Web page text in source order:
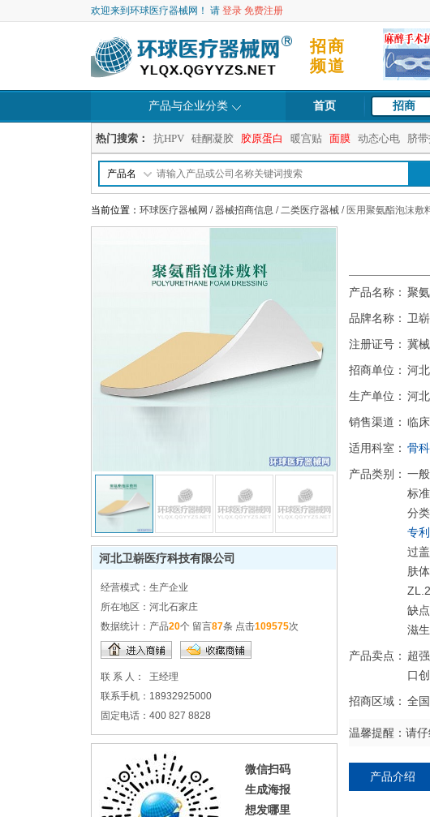
欢迎来到环球医疗器械网！ 请 登录 免费注册
招商
频道
产品与企业分类 首页 招商
热门搜索： 抗HPV 硅酮凝胶 胶原蛋白 暖宫贴 面膜 动态心电 脐
产品名
当前位置： 环球医疗器械网 /器械招商信息 /二类医疗器械 / 医用聚氨酯泡沫敷
产品名称： 聚
品牌名称： 卫
注册证号： 冀
招商单位： 河
生产单位： 河
销售渠道： 临
适用科室： 骨科
产品类别： 一
标
分
专
过
肤
缺
滋生
产品卖点： 超
口
招商区域： 全国
温馨提醒：请
产品介绍
河北卫崭医疗科技有限公司
经营模式： 生产企业
所在地区： 河北石家庄
数据统计： 产品20个 留言87条 点击109575次
联 系 人：
王经理
联系手机： 18932925000
固定电话： 400 827 8828
微信扫码
生成海报
想发哪里